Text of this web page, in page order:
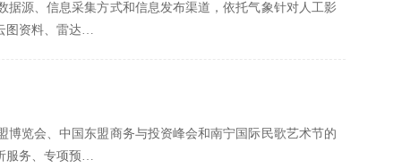
源、信息采集方式和信息发布渠道，依托气象针对人工影
图资料、雷达…
览会、中国东盟商务与投资峰会和南宁国际民歌艺术节的
服务、专项预…